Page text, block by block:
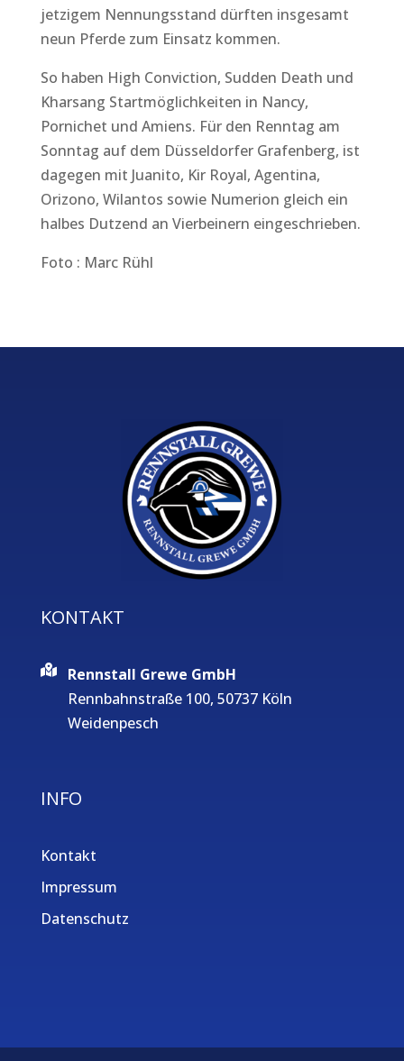
jetzigem Nennungsstand dürften insgesamt
neun Pferde zum Einsatz kommen.
So haben High Conviction, Sudden Death und
Kharsang Startmöglichkeiten in Nancy,
Pornichet und Amiens. Für den Renntag am
Sonntag auf dem Düsseldorfer Grafenberg, ist
dagegen mit Juanito, Kir Royal, Agentina,
Orizono, Wilantos sowie Numerion gleich ein
halbes Dutzend an Vierbeinern eingeschrieben.
Foto : Marc Rühl
KONTAKT
Rennstall Grewe GmbH
Rennbahnstraße 100, 50737 Köln
Weidenpesch
INFO
Kontakt
Impressum
Datenschutz